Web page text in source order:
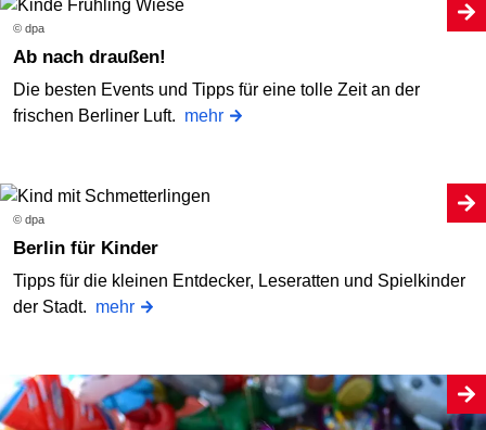
© dpa
Ab nach draußen!
Die besten Events und Tipps für eine tolle Zeit an der
frischen Berliner Luft. mehr
© dpa
Berlin für Kinder
Tipps für die kleinen Entdecker, Leseratten und Spielkinder
der Stadt. mehr